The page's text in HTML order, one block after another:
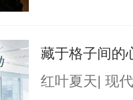
藏于格子间的
红叶夏天| 现